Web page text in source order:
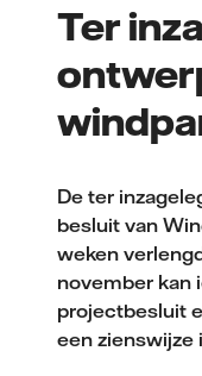
Ter
De ter
besluit van
weken
november kan
projectbesluit
een zienswijze